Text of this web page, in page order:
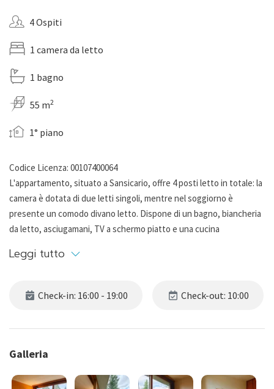
4 Ospiti
1 camera da letto
1 bagno
55 m2
1° piano
Codice Licenza: 00107400064
L'appartamento, situato a Sansicario, offre 4 posti letto in totale: la
camera è dotata di due letti singoli, mentre nel soggiorno è
presente un comodo divano letto. Dispone di un bagno, biancheria
da letto, asciugamani, TV a schermo piatto e una cucina
vista sulle montagne, è perfetto per rilassarsi. La posizione è ideale
euro per soggiorno.
Leggi tutto
Check-in: 16:00 - 19:00 Check-out: 10:00
Galleria